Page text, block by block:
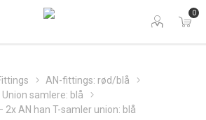
0
AN-fittings: rød/blå
Union samlere: blå
2x AN han T-samler union: blå